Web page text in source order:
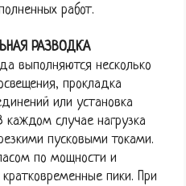
работ.
РАЗВОДКА
выполняются несколько
прокладка
или установка
каждом случае нагрузка
пусковыми токами.
по мощности и
пики. При